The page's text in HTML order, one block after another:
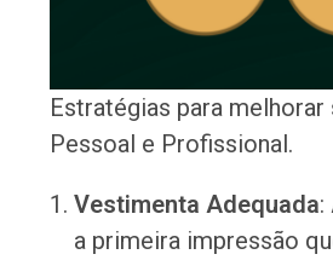
Estratégias para melhorar
Pessoal e Profissional.
Vestimenta Adequada:
a primeira impressão